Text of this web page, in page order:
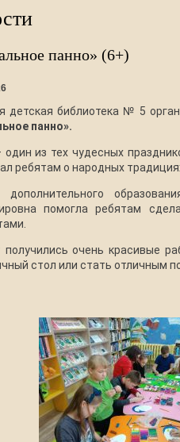
панно» (6+)
детская библиотека № 5
панно».
один из тех чудесных
ребятам о народных
дополнительного
помогла ребятам
получились очень красивые
стол или стать отличным